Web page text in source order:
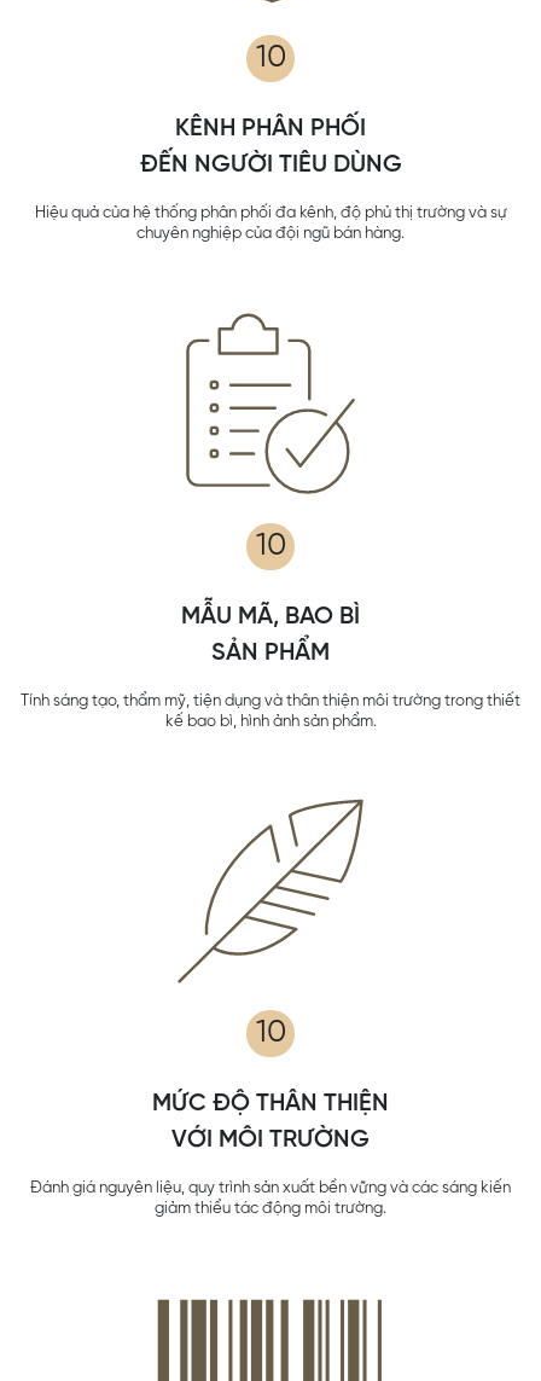
10
KÊNH PHÂN PHỐI
ĐẾN NGƯỜI TIÊU DÙNG
Hiệu quả của hệ thống phân phối đa kênh, độ phủ thị trường và sự
chuyên nghiệp của đội ngũ bán hàng.
10
MẪU MÃ, BAO BÌ
SẢN PHẨM
Tính sáng tạo, thẩm mỹ, tiện dụng và thân thiện môi trường trong thiết
kế bao bì, hình ảnh sản phẩm.
10
MỨC ĐỘ THÂN THIỆN
VỚI MÔI TRƯỜNG
Đánh giá nguyên liệu, quy trình sản xuất bền vững và các sáng kiến
giảm thiểu tác động môi trường.